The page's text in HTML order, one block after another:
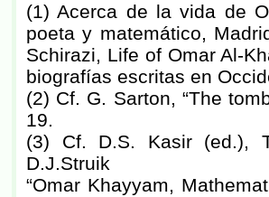
(1) Acerca de la vida de
poeta y matemático,
Schirazi, Life of Omar Al-
biografías escritas en
(2) Cf. G. Sarton, “The
19.
(3) Cf. D.S. Kasir (ed.),
D.J.Struik
“Omar Khayyam,